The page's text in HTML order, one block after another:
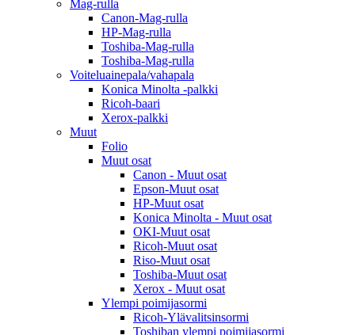
Mag-rulla
Canon-Mag-rulla
HP-Mag-rulla
Toshiba-Mag-rulla
Toshiba-Mag-rulla
Voiteluainepala/vahapala
Konica Minolta -palkki
Ricoh-baari
Xerox-palkki
Muut
Folio
Muut osat
Canon - Muut osat
Epson-Muut osat
HP-Muut osat
Konica Minolta - Muut osat
OKI-Muut osat
Ricoh-Muut osat
Riso-Muut osat
Toshiba-Muut osat
Xerox - Muut osat
Ylempi poimijasormi
Ricoh-Ylävalitsinsormi
Toshiban ylempi poimijasormi